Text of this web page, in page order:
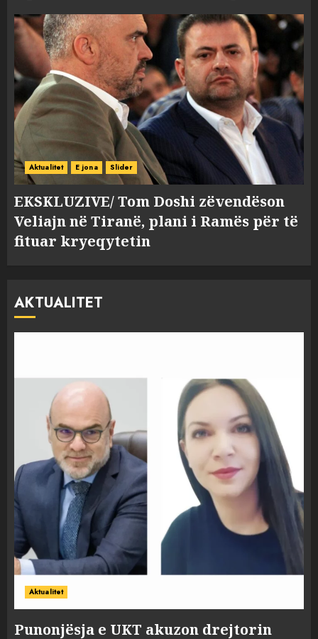
Aktualitet E jona Slider
EKSKLUZIVE/ Tom Doshi zëvendëson
Veliajn në Tiranë, plani i Ramës për të
fituar kryeqytetin
AKTUALITET
Aktualitet
Punonjësja e UKT akuzon drejtorin